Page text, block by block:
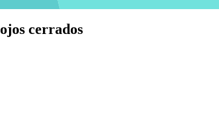
ojos cerrados